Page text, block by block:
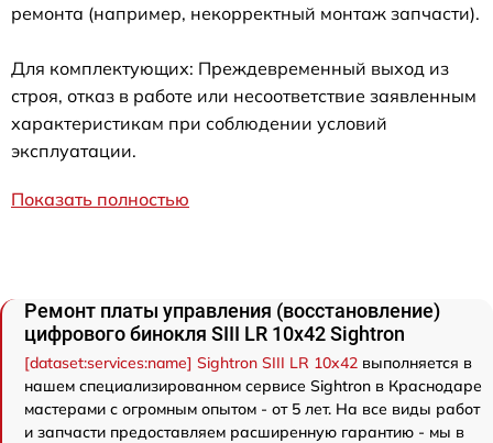
ремонта (например, некорректный монтаж запчасти).
Для комплектующих: Преждевременный выход из
строя, отказ в работе или несоответствие заявленным
характеристикам при соблюдении условий
эксплуатации.
Показать полностью
Ремонт платы управления (восстановление)
цифрового бинокля SIII LR 10x42 Sightron
[dataset:services:name] Sightron SIII LR 10x42 выполняется в
нашем специализированном сервисе Sightron в Краснодаре
мастерами с огромным опытом - от 5 лет. На все виды работ
и запчасти предоставляем расширенную гарантию - мы в